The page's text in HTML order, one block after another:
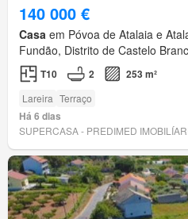
140 000 €
Casa em Póvoa de Atalaia e
Fundão, Distrito de Castelo
T10 2 253 m²
Lareira Terraço
Há 6 dias
SUPERCASA - PREDIMED